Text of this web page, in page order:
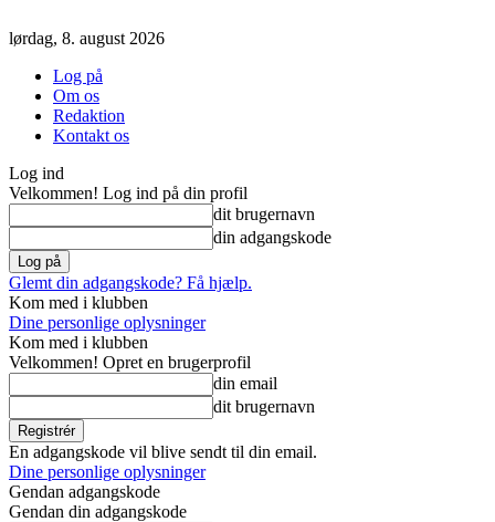
lørdag, 8. august 2026
Log på
Om os
Redaktion
Kontakt os
Log ind
Velkommen! Log ind på din profil
dit brugernavn
din adgangskode
Glemt din adgangskode? Få hjælp.
Kom med i klubben
Dine personlige oplysninger
Kom med i klubben
Velkommen! Opret en brugerprofil
din email
dit brugernavn
En adgangskode vil blive sendt til din email.
Dine personlige oplysninger
Gendan adgangskode
Gendan din adgangskode